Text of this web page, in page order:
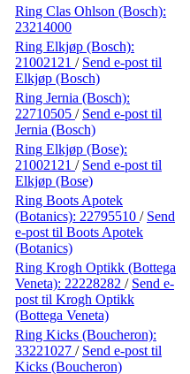
Ring Clas Ohlson (Bosch):
23214000
Ring Elkjøp (Bosch):
21002121 / Send e-post til
Elkjøp (Bosch)
Ring Jernia (Bosch):
22710505 / Send e-post til
Jernia (Bosch)
Ring Elkjøp (Bose):
21002121 / Send e-post til
Elkjøp (Bose)
Ring Boots Apotek
(Botanics): 22795510 / Send
e-post til Boots Apotek
(Botanics)
Ring Krogh Optikk (Bottega
Veneta): 22228282 / Send e-
post til Krogh Optikk
(Bottega Veneta)
Ring Kicks (Boucheron):
33221027 / Send e-post til
Kicks (Boucheron)